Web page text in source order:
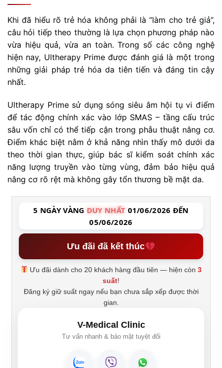
Khi đã hiểu rõ trẻ hóa không phải là “làm cho trẻ giả”,
câu hỏi tiếp theo thường là lựa chọn phương pháp nào
vừa hiệu quả, vừa an toàn. Trong số các công nghệ
hiện nay, Ultherapy Prime được đánh giá là một trong
những giải pháp trẻ hóa da tiên tiến và đáng tin cậy
nhất.
Ultherapy Prime sử dụng sóng siêu âm hội tụ vi điểm
để tác động chính xác vào lớp SMAS – tầng cấu trúc
sâu vốn chỉ có thể tiếp cận trong phẫu thuật nâng cơ.
Điểm khác biệt nằm ở khả năng nhìn thấy mô dưới da
theo thời gian thực, giúp bác sĩ kiểm soát chính xác
năng lượng truyền vào từng vùng, đảm bảo hiệu quả
nâng cơ rõ rệt mà không gây tổn thương bề mặt da.
5 NGÀY VÀNG DUY NHẤT 01/06/2026 ĐẾN
05/06/2026
Ưu đãi đã kết thúc
Ưu đãi dành cho 20 khách hàng đầu tiên — hiện còn3
suất!
Đăng ký giữ suất ngay nếu bạn chưa sắp xếp được thời
gian.
V-Medical Clinic
Tư vấn nhanh & bảo mật tuyệt đối